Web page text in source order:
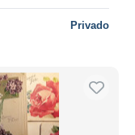
Privado